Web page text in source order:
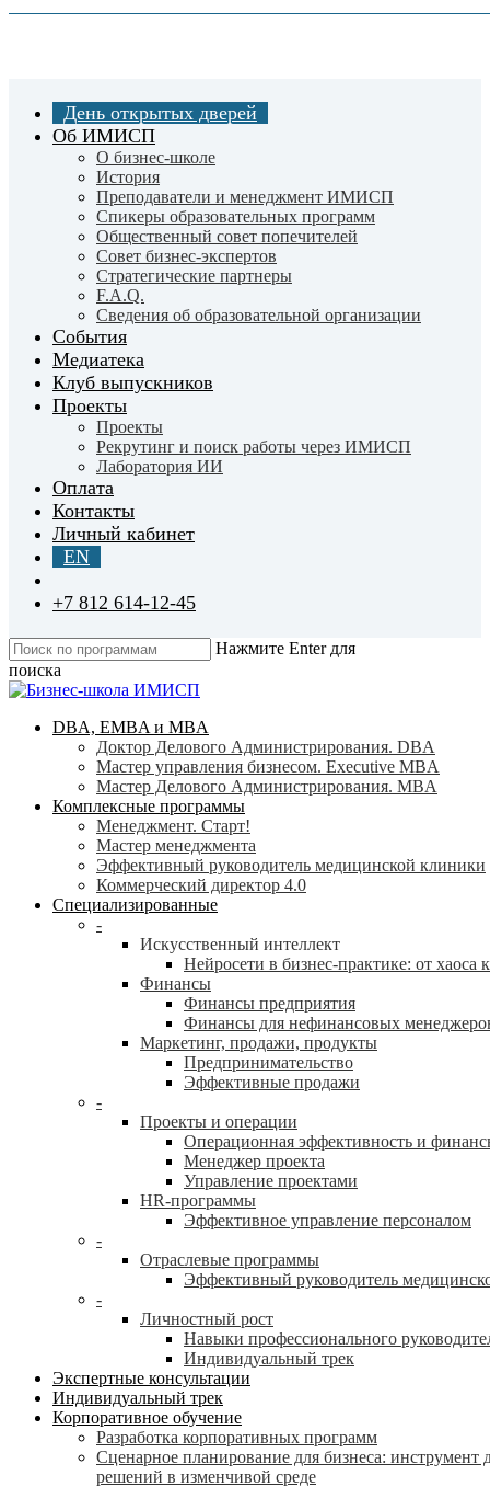
Skip
День открытых дверей
Об ИМИСП
О бизнес-школе
История
Преподаватели и менеджмент ИМИСП
Спикеры образовательных программ
Общественный совет попечителей
Совет бизнес-экспертов
Cтратегические партнеры
F.A.Q.
Сведения об образовательной организации
События
Медиатека
Клуб выпускников
Проекты
Проекты
Рекрутинг и поиск работы через ИМИСП
Лаборатория ИИ
Оплата
Контакты
Личный кабинет
EN
+7 812 614-12-45
Нажмите Enter для
поиска
Close
search
Menu
DBA, EMBA и MBA
Доктор Делового Администрирования. DBA
Мастер управления бизнесом. Executive MBA
Мастер Делового Администрирования. MBA
Комплексные программы
Менеджмент. Старт!
Мастер менеджмента
Эффективный руководитель медицинской клиники
Коммерческий директор 4.0
Специализированные
-
Искусственный интеллект
Нейросети в бизнес-практике: от хаоса
Финансы
Финансы предприятия
Финансы для нефинансовых
Маркетинг, продажи, продукты
Предпринимательство
Эффективные продажи
-
Проекты и операции
Операционная эффективность и
Менеджер проекта
Управление проектами
HR-программы
Эффективное управление персоналом
-
Отраслевые программы
Эффективный руководитель
-
Личностный рост
Навыки профессионального
Индивидуальный трек
Экспертные консультации
Индивидуальный трек
Корпоративное обучение
Разработка корпоративных программ
Сценарное планирование для бизнеса: инструмент
решений в изменчивой среде